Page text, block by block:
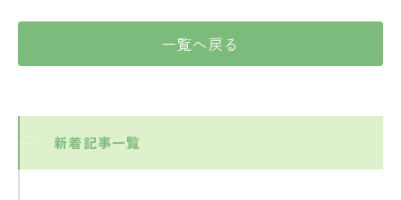
一覧へ戻る
新着記事一覧